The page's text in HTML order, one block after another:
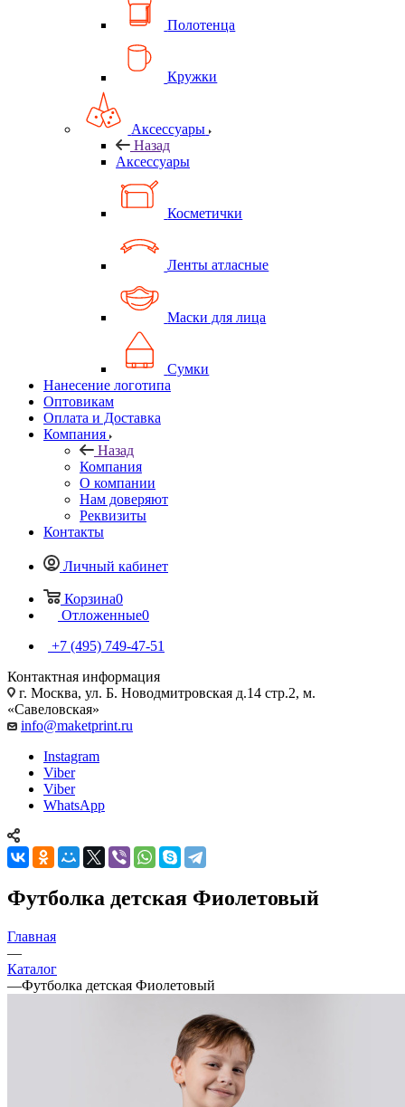
Полотенца
Кружки
Аксессуары
Назад
Аксессуары
Косметички
Ленты атласные
Маски для лица
Сумки
Нанесение логотипа
Оптовикам
Оплата и Доставка
Компания
Назад
Компания
О компании
Нам доверяют
Реквизиты
Контакты
Личный кабинет
Корзина0
Отложенные0
+7 (495) 749-47-51
Контактная информация
г. Москва, ул. Б. Новодмитровская д.14 стр.2, м.
«Савеловская»
info@maketprint.ru
Instagram
Viber
Viber
WhatsApp
Футболка детская Фиолетовый
Главная
—
Каталог
—Футболка детская Фиолетовый